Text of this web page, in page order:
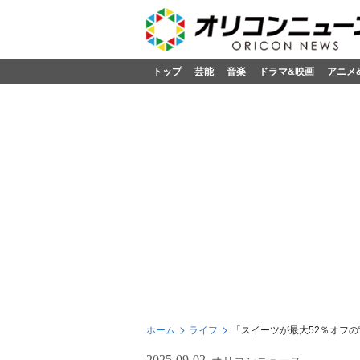
トップ 芸能 音楽 ドラマ&映画 アニメ
ホーム ライフ 「スイーツが最大52％オフ